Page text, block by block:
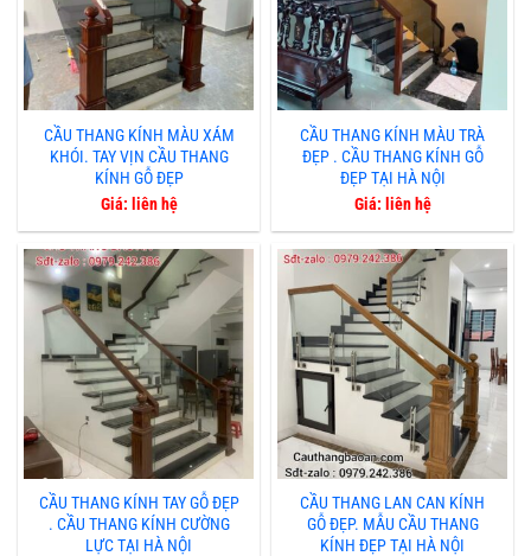
CẦU THANG KÍNH MÀU XÁM
KHÓI. TAY VỊN CẦU THANG
KÍNH GỖ ĐẸP
Giá: liên hệ
CẦU THANG KÍNH MÀU TRÀ
ĐẸP . CẦU THANG KÍNH GỖ
ĐẸP TẠI HÀ NỘI
Giá: liên hệ
CẦU THANG KÍNH TAY GỖ ĐẸP
. CẦU THANG KÍNH CƯỜNG
LỰC TẠI HÀ NỘI
CẦU THANG LAN CAN KÍNH
GỖ ĐẸP. MẪU CẦU THANG
KÍNH ĐẸP TẠI HÀ NỘI